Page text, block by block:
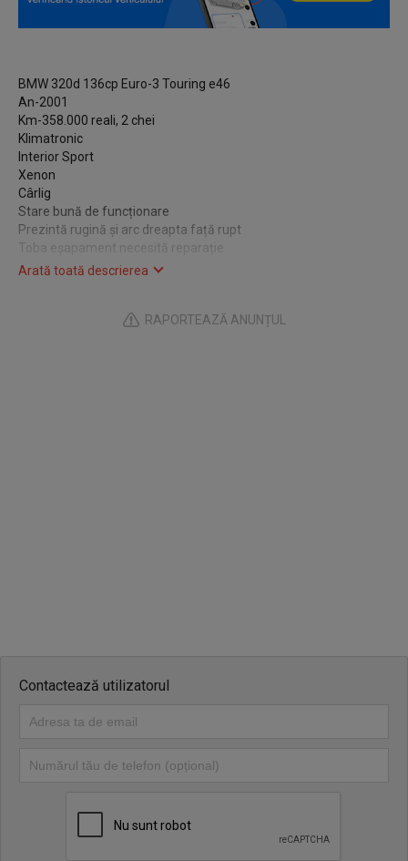
BMW 320d 136cp Euro-3 Touring e46
An-2001
Km-358.000 reali, 2 chei
Klimatronic
Interior Sport
Xenon
Cârlig
Stare bună de funcționare
Prezintă rugină și arc dreapta față rupt
Toba eșapament necesită reparație
Recent adus din Austria
Arată toată descrierea
RAPORTEAZĂ ANUNȚUL
Contactează utilizatorul